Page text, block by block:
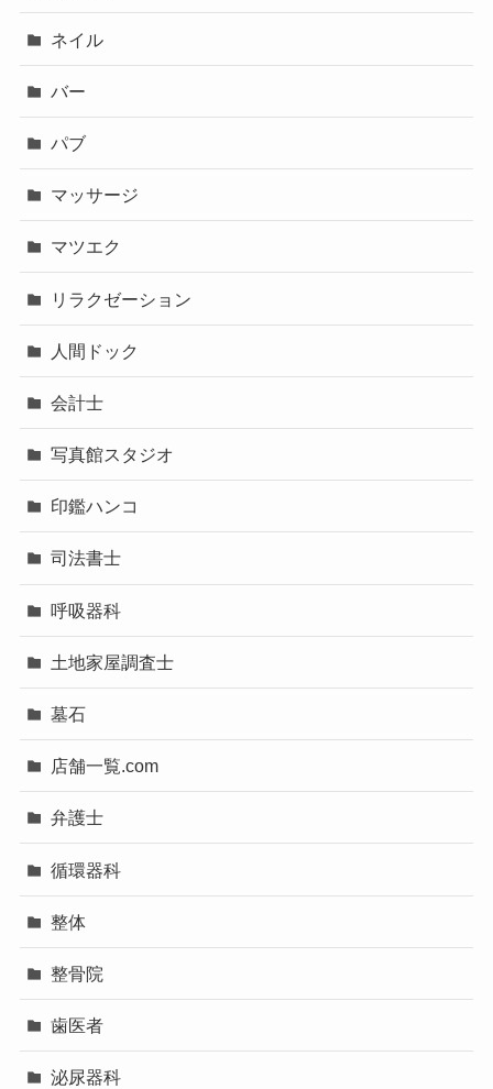
ネイル
バー
パブ
マッサージ
マツエク
リラクゼーション
人間ドック
会計士
写真館スタジオ
印鑑ハンコ
司法書士
呼吸器科
土地家屋調査士
墓石
店舗一覧.com
弁護士
循環器科
整体
整骨院
歯医者
泌尿器科